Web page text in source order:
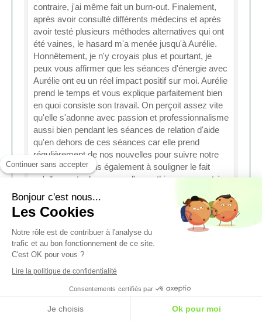
contraire, j'ai même fait un burn-out. Finalement,
après avoir consulté différents médecins et après
avoir testé plusieurs méthodes alternatives qui ont
été vaines, le hasard m'a menée jusqu'à Aurélie.
Honnêtement, je n'y croyais plus et pourtant, je
peux vous affirmer que les séances d'énergie avec
Aurélie ont eu un réel impact positif sur moi. Aurélie
prend le temps et vous explique parfaitement bien
en quoi consiste son travail. On perçoit assez vite
qu'elle s'adonne avec passion et professionnalisme
aussi bien pendant les séances de relation d'aide
qu'en dehors de ces séances car elle prend
régulièrement de nos nouvelles pour suivre notre
évolution. Je tiens également à souligner le fait
qu'elle montre beaucoup d'empathie par rapport à
nos souffrances et que, dès lors, on se sent
facilement en confiance car elle fait preuve de
compréhension et d'écoute sans nous juger, ce qui
devient très rare de nos jours. Franchement, je
vous recommande vivement de vous adresser à
elle que ce soit pour des problèmes de fatigue ou
médecine générale n'a pas pu donner les résultats
escomptés.
Continuer sans accepter
Bonjour c'est nous...
Les Cookies
Notre rôle est de contribuer à l'analyse du
trafic et au bon fonctionnement de ce site.
C'est OK pour vous ?
Lire la politique de confidentialité
Consentements certifiés par
Je choisis Ok pour moi